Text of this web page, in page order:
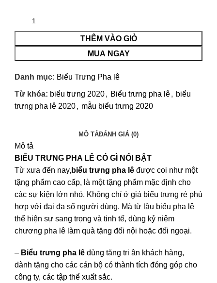
THÊM VÀO GIỎ
MUA NGAY
Danh mục: Biểu Trưng Pha lê
Từ khóa: biểu trưng 2020, Biểu trưng pha lê, biểu
trưng pha lê 2020, mẫu biểu trưng 2020
MÔ TẢĐÁNH GIÁ (0)
Mô tả
BIỂU TRƯNG PHA LÊ CÓ GÌ NỔI BẬT
Từ xưa đến nay, biểu trưng pha lê được coi như một
tặng phẩm cao cấp, là một tặng phẩm mặc định cho
các sự kiện lớn nhỏ. Không chỉ ở giá biểu trưng rẻ phù
hợp với đại đa số người dùng. Mà từ lâu biểu pha lê
thể hiện sự sang trọng và tinh tế, dùng kỷ niệm
chương pha lê làm quà tặng đối nội hoặc đối ngoại.
– Biểu trưng pha lê dùng tặng tri ân khách hàng,
dành tặng cho các cán bộ có thành tích đóng góp cho
công ty, các tập thể xuất sắc.